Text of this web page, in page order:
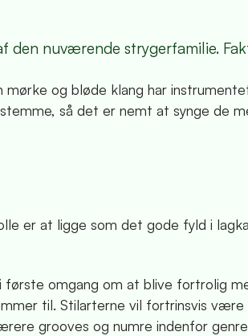
nuværende strygerfamilie.
og bløde klang har
så det er nemt at synge de
er at ligge som det gode fyld i
omgang om at blive fortrolig
til. Stilarterne vil fortrinsvis være
grooves og numre indenfor